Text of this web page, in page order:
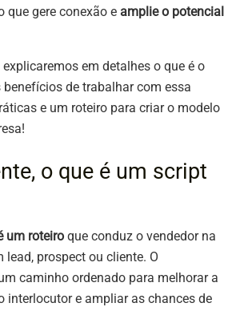
que gere conexão e amplie o potencial
em detalhes o que é o
benefícios de trabalhar com essa
e um roteiro para criar o modelo
o que é um script
um roteiro que conduz o vendedor na
lead, prospect ou cliente. O
caminho ordenado para melhorar a
interlocutor e ampliar as chances de